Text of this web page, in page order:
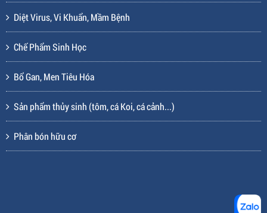
Diệt Virus, Vi Khuẩn, Mầm Bệnh
Chế Phẩm Sinh Học
Bổ Gan, Men Tiêu Hóa
Sản phẩm thủy sinh (tôm, cá Koi, cá cảnh...)
Phân bón hữu cơ